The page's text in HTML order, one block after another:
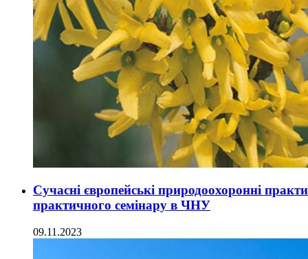
Сучасні європейські природоохоронні
практичного семінару в ЧНУ
09.11.2023